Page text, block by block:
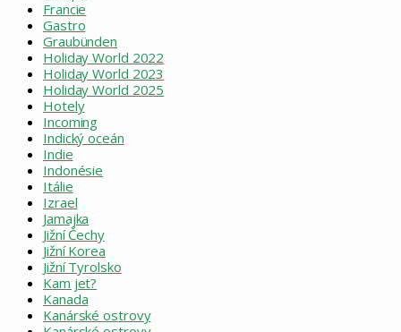
Francie
Gastro
Graubünden
Holiday World 2022
Holiday World 2023
Holiday World 2025
Hotely
Incoming
Indický oceán
Indie
Indonésie
Itálie
Izrael
Jamajka
Jižní Čechy
Jižní Korea
Jižní Tyrolsko
Kam jet?
Kanada
Kanárské ostrovy